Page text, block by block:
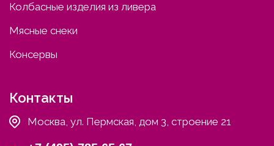
Колбасные изделия из ливера
Мясные снеки
Консервы
Контакты
Москва, ул. Пермская, дом 3, строение 21